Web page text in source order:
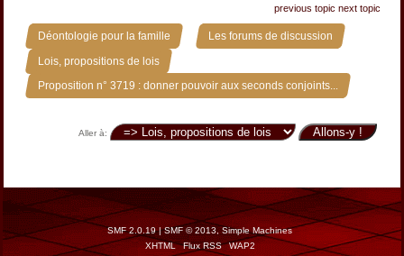
previous topic next topic
Déontologie pour la famille » Les forums de discussion »
Lois, propositions de lois »
Proposition n° 3719 : donner pouvoir aux seconds conjoints...
Aller à:
SMF 2.0.19|SMF © 2013 Simple Machines
XHTML
Flux RSS
WAP2